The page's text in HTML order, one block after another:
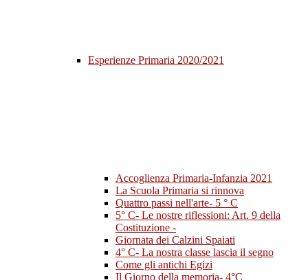
Esperienze Primaria 2020/2021
Accoglienza Primaria-Infanzia 2021
La Scuola Primaria si rinnova
Quattro passi nell'arte- 5 ° C
5° C- Le nostre riflessioni: Art. 9 della
Costituzione -
Giornata dei Calzini Spaiati
4° C- La nostra classe lascia il segno
Come gli antichi Egizi
Il Giorno della memoria- 4°C